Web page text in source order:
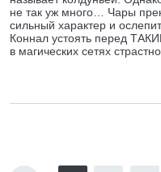
не так уж много… Чары
сильный характер и
Коннал устоять перед
в магических сетях